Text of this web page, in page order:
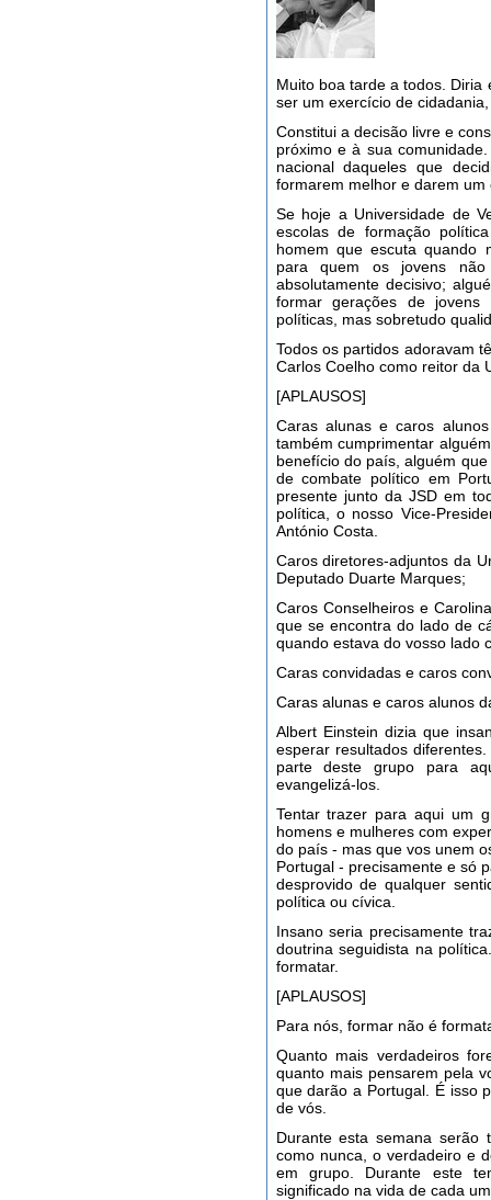
Muito boa tarde a todos.
ser um exercício de
Constitui a decisão livre e
próximo e à sua
nacional daqueles que
formarem melhor e darem
Se hoje a Universidade de
escolas de formação
homem que escuta quando
para quem os jovens
absolutamente decisivo;
formar gerações de
políticas, mas sobretudo
Todos os partidos adoravam
Carlos Coelho como reitor da
[APLAUSOS]
Caras alunas e caros
também cumprimentar
benefício do país, alguém
de combate político em
presente junto da JSD em
política, o nosso Vice-
António Costa.
Caros diretores-adjuntos da
Deputado Duarte Marques;
Caros Conselheiros e
que se encontra do lado de
quando estava do vosso lado
Caras convidadas e caros
Caras alunas e caros alunos
Albert Einstein dizia que
esperar resultados
parte deste grupo para
evangelizá-los.
Tentar trazer para aqui um
homens e mulheres com
do país - mas que vos unem
Portugal - precisamente e só
desprovido de qualquer
política ou cívica.
Insano seria precisamente
doutrina seguidista na
formatar.
[APLAUSOS]
Para nós, formar não é
Quanto mais verdadeiros
quanto mais pensarem pela
que darão a Portugal. É isso
de vós.
Durante esta semana serão
como nunca, o verdadeiro e
em grupo. Durante este
significado na vida de cada